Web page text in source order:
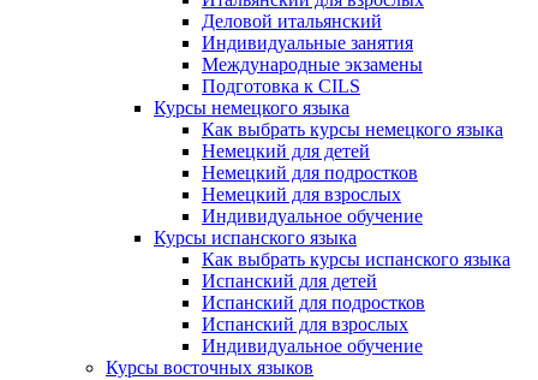
Деловой итальянский
Индивидуальные занятия
Международные экзамены
Подготовка к CILS
Курсы немецкого языка
Как выбрать курсы немецкого языка
Немецкий для детей
Немецкий для подростков
Немецкий для взрослых
Индивидуальное обучение
Курсы испанского языка
Как выбрать курсы испанского языка
Испанский для детей
Испанский для подростков
Испанский для взрослых
Индивидуальное обучение
Курсы восточных языков